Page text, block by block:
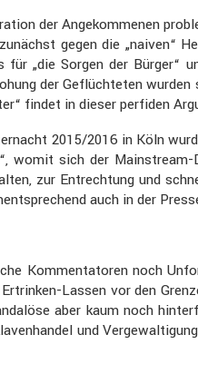
der Angekom­menen
gegen die „naiven“
für „die Sorgen der
der Geflüch­teten
findet in dieser perfiden
2015/2016 in Köln
womit sich der
zur Entrech­tung und
auch in der
Kommen­ta­toren noch
Lassen vor den
aber kaum noch
und